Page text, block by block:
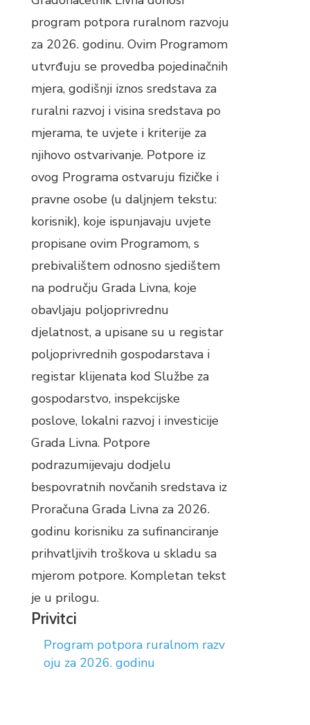
program potpora ruralnom razvoju
za 2026. godinu. Ovim Programom
utvrđuju se provedba pojedinačnih
mjera, godišnji iznos sredstava za
ruralni razvoj i visina sredstava po
mjerama, te uvjete i kriterije za
njihovo ostvarivanje. Potpore iz
ovog Programa ostvaruju fizičke i
pravne osobe (u daljnjem tekstu:
korisnik), koje ispunjavaju uvjete
propisane ovim Programom, s
prebivalištem odnosno sjedištem
na području Grada Livna, koje
obavljaju poljoprivrednu
djelatnost, a upisane su u registar
poljoprivrednih gospodarstava i
registar klijenata kod Službe za
gospodarstvo, inspekcijske
poslove, lokalni razvoj i investicije
Grada Livna. Potpore
podrazumijevaju dodjelu
bespovratnih novčanih sredstava iz
Proračuna Grada Livna za 2026.
godinu korisniku za sufinanciranje
prihvatljivih troškova u skladu sa
mjerom potpore. Kompletan tekst
je u prilogu.
Privitci
Program potpora ruralnom razv
oju za 2026. godinu